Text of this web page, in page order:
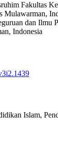
Fakultas
Mulawarman,
dan Ilmu
Indonesia
Islam,